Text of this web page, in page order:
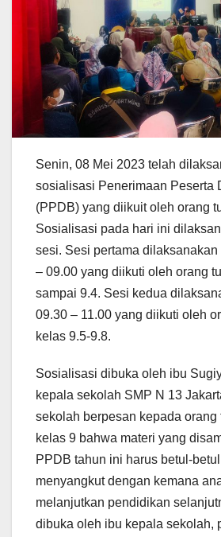
Senin, 08 Mei 2023 telah
sosialisasi Penerimaan Peserta
(PPDB) yang diikuit oleh orang
Sosialisasi pada hari ini
sesi. Sesi pertama
– 09.00 yang diikuti oleh orang
sampai 9.4. Sesi kedua
09.30 – 11.00 yang diikuti oleh
kelas 9.5-9.8.
Sosialisasi dibuka oleh ibu
kepala sekolah SMP N 13
sekolah berpesan kepada orang
kelas 9 bahwa materi yang
PPDB tahun ini harus betul-
menyangkut dengan kemana
melanjutkan pendidikan
dibuka oleh ibu kepala sekolah,